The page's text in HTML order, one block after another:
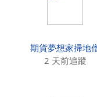
期貨夢想家掃地
2 天前追蹤